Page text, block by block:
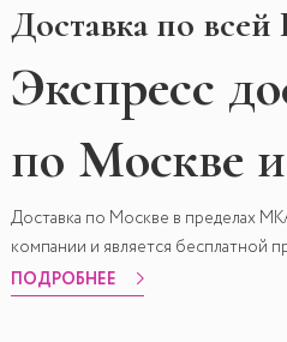
Доставка по
Экспресс
по Москве
Доставка по Москве в пределах
компании и является бесплатной
ПОДРОБНЕЕ